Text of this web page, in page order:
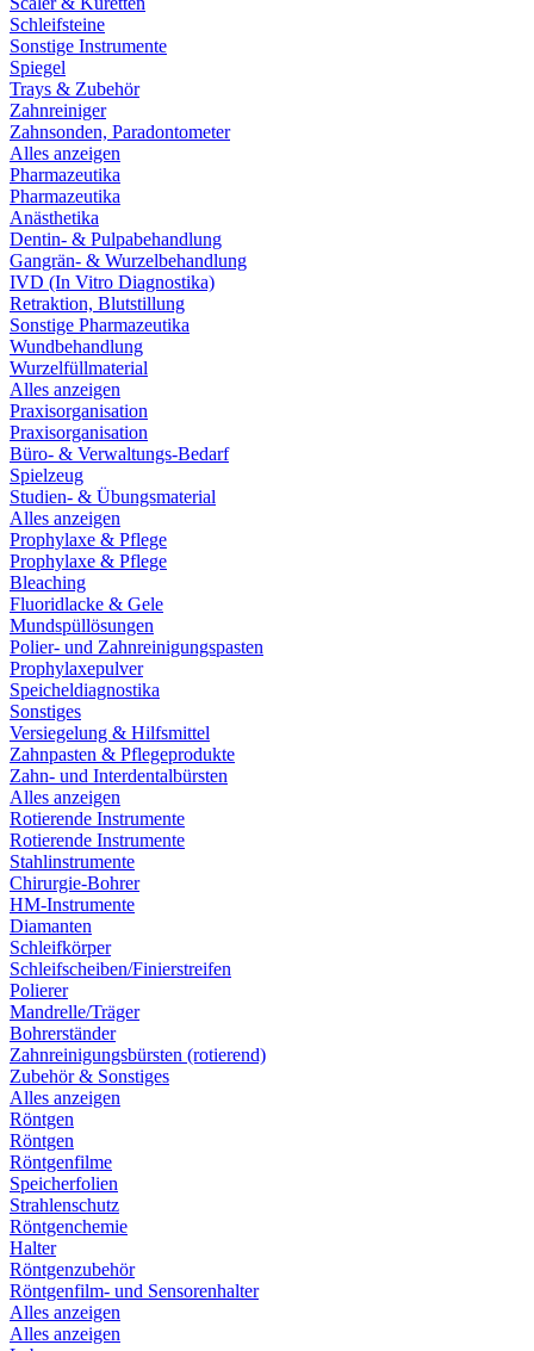
Schleifsteine
Sonstige Instrumente
Spiegel
Trays & Zubehör
Zahnreiniger
Zahnsonden, Paradontometer
Alles anzeigen
Pharmazeutika
Pharmazeutika
Anästhetika
Dentin- & Pulpabehandlung
Gangrän- & Wurzelbehandlung
IVD (In Vitro Diagnostika)
Retraktion, Blutstillung
Sonstige Pharmazeutika
Wundbehandlung
Wurzelfüllmaterial
Alles anzeigen
Praxisorganisation
Praxisorganisation
Büro- & Verwaltungs-Bedarf
Spielzeug
Studien- & Übungsmaterial
Alles anzeigen
Prophylaxe & Pflege
Prophylaxe & Pflege
Bleaching
Fluoridlacke & Gele
Mundspüllösungen
Polier- und Zahnreinigungspasten
Prophylaxepulver
Speicheldiagnostika
Sonstiges
Versiegelung & Hilfsmittel
Zahnpasten & Pflegeprodukte
Zahn- und Interdentalbürsten
Alles anzeigen
Rotierende Instrumente
Rotierende Instrumente
Stahlinstrumente
Chirurgie-Bohrer
HM-Instrumente
Diamanten
Schleifkörper
Schleifscheiben/Finierstreifen
Polierer
Mandrelle/Träger
Bohrerständer
Zahnreinigungsbürsten (rotierend)
Zubehör & Sonstiges
Alles anzeigen
Röntgen
Röntgen
Röntgenfilme
Speicherfolien
Strahlenschutz
Röntgenchemie
Halter
Röntgenzubehör
Röntgenfilm- und Sensorenhalter
Alles anzeigen
Alles anzeigen